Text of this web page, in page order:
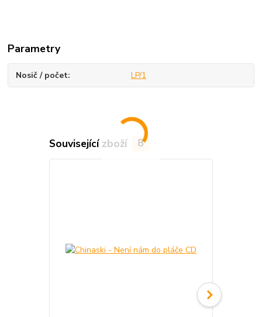
Parametry
Nosič / počet LP/1
Související zboží 8